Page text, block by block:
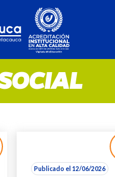
Publicado el 12/06/2026